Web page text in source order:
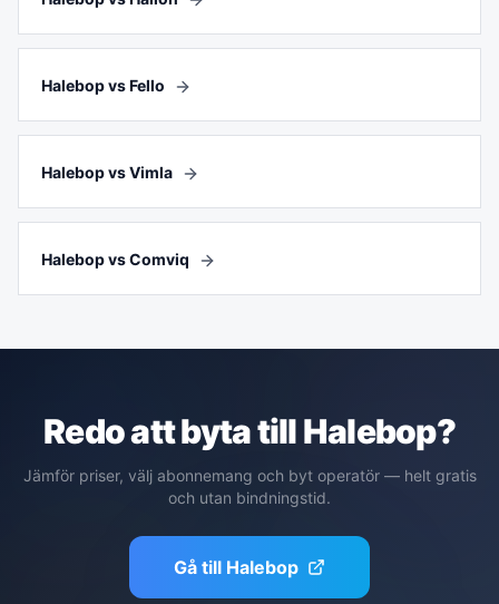
Halebop vs Fello
Halebop vs Vimla
Halebop vs Comviq
Redo att byta tillHalebop?
Jämför priser, välj abonnemang och byt operatör — helt gratis
och utan bindningstid.
Gå till Halebop